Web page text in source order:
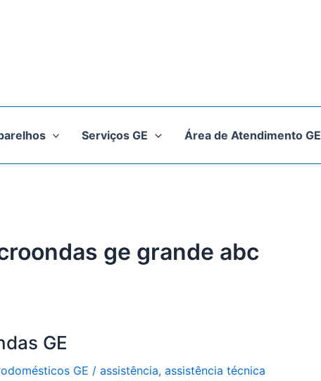
Serviços GE Área de Atendimento GE
ge grande abc
GE
GE / assistência, assistência técnica